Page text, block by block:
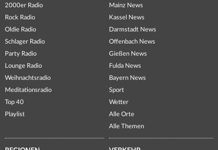
2000er Radio
Rock Radio
Oldie Radio
Schlager Radio
Party Radio
Lounge Radio
Weihnachtsradio
Meditationsradio
Top 40
Playlist
Mainz News
Kassel News
Darmstadt News
Offenbach News
Gießen News
Fulda News
Bayern News
Sport
Wetter
Alle Orte
Alle Themen